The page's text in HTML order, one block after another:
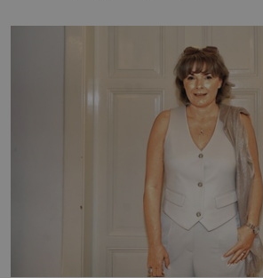
mi knihy, práce a hlavně klid. Hned